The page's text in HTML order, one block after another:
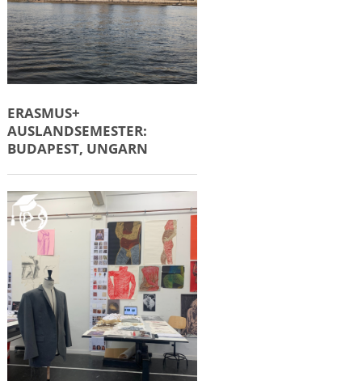
ERASMUS+
AUSLANDSEMESTER:
BUDAPEST, UNGARN